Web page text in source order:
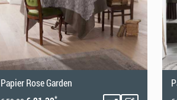
Papier Rose Garden
*